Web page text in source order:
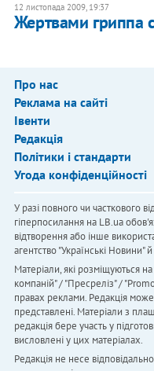
12 листопада 2009, 19:37
Жертвами гриппа
Про нас
Реклама на сайті
Івенти
Редакція
Політики і стандарти
Угода конфіденційності
У разі повного чи часткового
гіперпосилання на LB.ua
відтворення або інше
агентство "Українськi Новини"
Матеріали, які розміщуються
компаній" / "Пресреліз" /
правах реклами. Редакція
представлені. Матеріали з
редакція бере участь у
висловлені у цих матеріалах.
Редакція не несе